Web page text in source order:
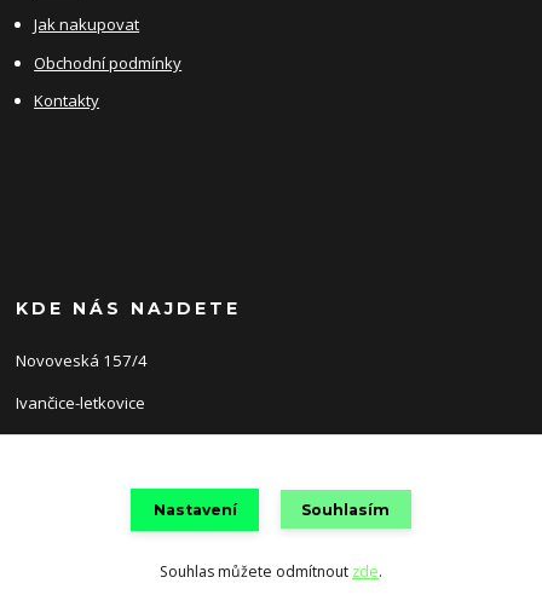
Jak nakupovat
Obchodní podmínky
Kontakty
KDE NÁS NAJDETE
Novoveská 157/4
Ivančice-letkovice
Vytvořeno na Eshop-rychle.cz
Nastavení Souhlasím
Souhlas můžete odmítnout zde.